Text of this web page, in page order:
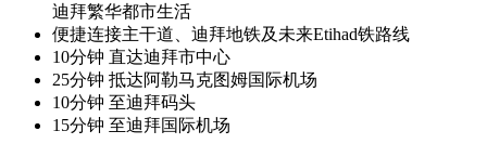
迪拜繁华都市生活
便捷连接主干道、迪拜地铁及未来Etihad铁路线
10分钟 直达迪拜市中心
25分钟 抵达阿勒马克图姆国际机场
10分钟 至迪拜码头
15分钟 至迪拜国际机场